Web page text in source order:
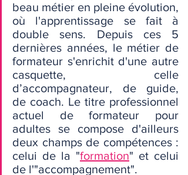
beau métier en pleine évolution,
où l'apprentissage se fait à
double sens. Depuis ces 5
dernières années, le métier de
formateur s'enrichit d'une autre
casquette, celle
d’accompagnateur, de guide,
de coach. Le titre professionnel
actuel de formateur pour
adultes se compose d'ailleurs
deux champs de compétences :
celui de la "formation" et celui
de l'"accompagnement".